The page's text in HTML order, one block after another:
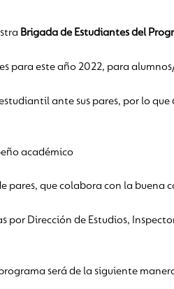
Brigada de Estudiantes del
para este año 2022, para
ante sus pares, por lo
académico
pares, que colabora con la buena
por Dirección de Estudios,
será de la siguiente